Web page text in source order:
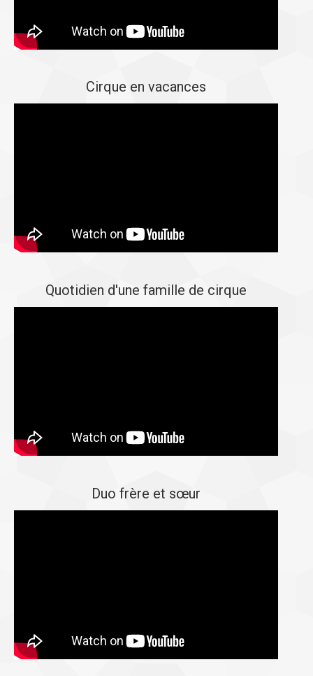
Cirque en vacances
Quotidien d'une famille de cirque
Duo frère et sœur